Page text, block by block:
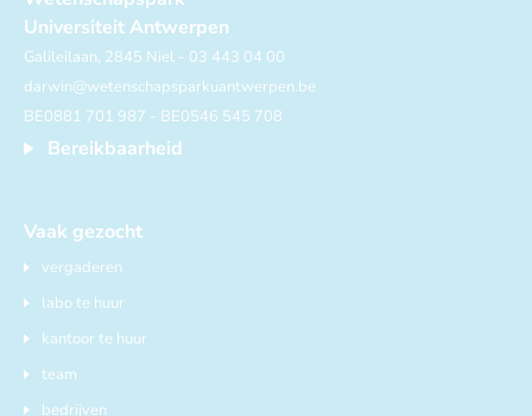
Universiteit Antwerpen
Galileilaan, 2845 Niel - 03 443 04 00
darwin@wetenschapsparkuantwerpen.be
BE0881 701 987 - BE0546 545 708
Bereikbaarheid
Vaak gezocht
vergaderen
labo te huur
kantoor te huur
team
bedrijven